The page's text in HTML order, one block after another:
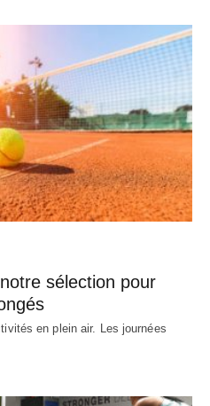
sélection pour
en plein air. Les journées